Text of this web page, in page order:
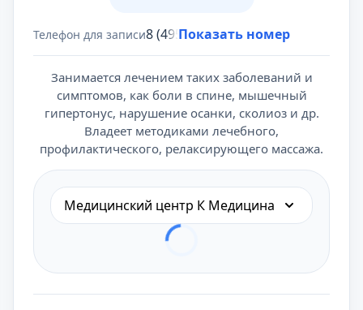
Телефон для записи8 (495) 431-69-47
Показать номер
Занимается лечением таких заболеваний и
симптомов, как боли в спине, мышечный
гипертонус, нарушение осанки, сколиоз и др.
Владеет методиками лечебного,
профилактического, релаксирующего массажа.
Медицинский центр К Медицина